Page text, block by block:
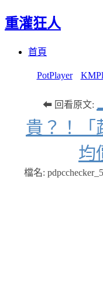
重灌狂人
首頁
PotPlayer
⬅ 回看原文:
貴？！「
均
檔名: pdpcchecker_5